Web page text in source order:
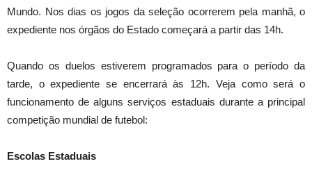
Mundo. Nos dias os jogos da seleção ocorrerem pela manhã, o
expediente nos órgãos do Estado começará a partir das 14h.
Quando os duelos estiverem programados para o período da
tarde, o expediente se encerrará às 12h. Veja como será o
funcionamento de alguns serviços estaduais durante a principal
competição mundial de futebol:
Escolas Estaduais